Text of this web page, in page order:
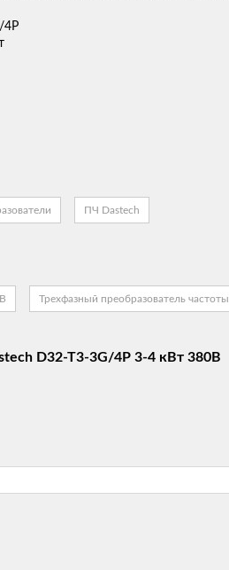
4P
ПЧ Dastech
Трехфазный преобразователь частоты
D32-T3-3G/4P 3-4 кВт 380В